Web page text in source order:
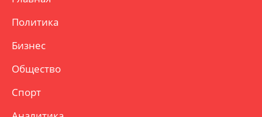
Политика
Бизнес
Общество
Спорт